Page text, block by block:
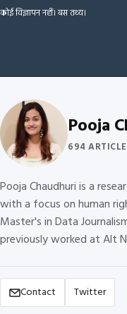
Skip to content
कोई विज्ञापन नहीं। बस तथ्य।
Pooja
694
Pooja Chaudhuri is a
with a focus on human
Master's in Data
previously worked at Alt
Contact Twitter